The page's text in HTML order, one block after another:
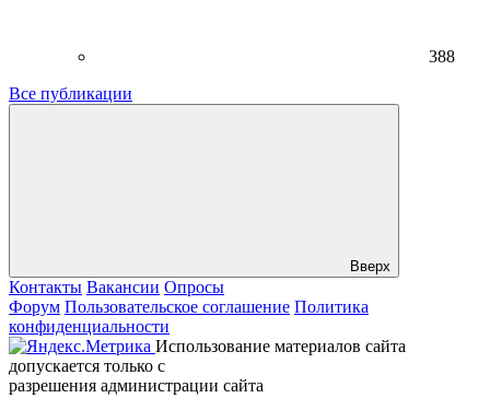
388
Все публикации
Вверх
Контакты Вакансии Опросы
Форум Пользовательское соглашение Политика
конфиденциальности
Использование материалов сайта
допускается только с
разрешения администрации сайта